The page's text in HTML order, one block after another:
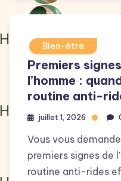
Bien-être
Premiers
l’homme :
routine anti-
juillet 1, 2026
Vous vous
premiers signes de
routine anti-rides